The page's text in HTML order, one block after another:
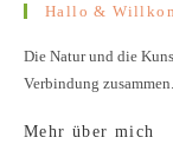
Hallo &
Die Natur und die
Verbindung
Mehr über mich